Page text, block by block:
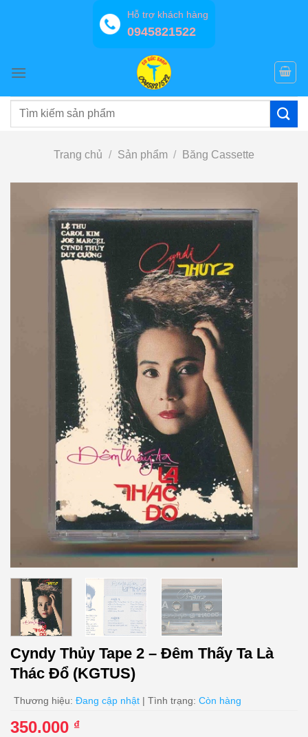
Hỗ trợ khách hàng
0945821522
Tìm
Trang chủ / Sản phẩm / Băng Cassette
Cyndy Thủy Tape 2 – Đêm Thấy Ta Là
Thác Đổ (KGTUS)
Thương hiệu: Đang cập nhật | Tình trạng: Còn hàng
350.000 ₫